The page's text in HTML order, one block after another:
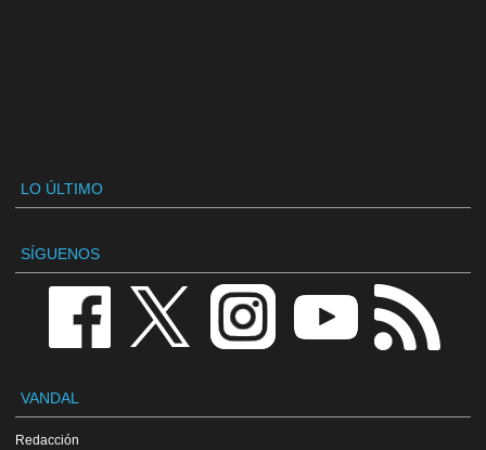
LO ÚLTIMO
SÍGUENOS
VANDAL
Redacción